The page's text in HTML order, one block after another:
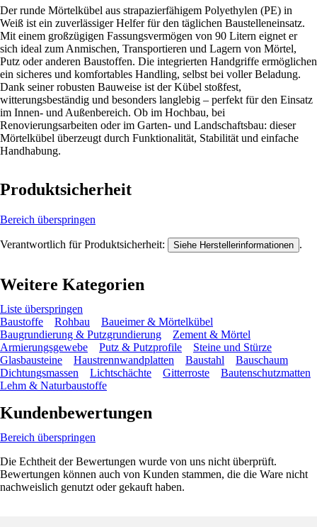
Der runde Mörtelkübel aus strapazierfähigem Polyethylen (PE) in
Weiß ist ein zuverlässiger Helfer für den täglichen Baustelleneinsatz.
Mit einem großzügigen Fassungsvermögen von 90 Litern eignet er
sich ideal zum Anmischen, Transportieren und Lagern von Mörtel,
Putz oder anderen Baustoffen. Die integrierten Handgriffe ermöglichen
ein sicheres und komfortables Handling, selbst bei voller Beladung.
Dank seiner robusten Bauweise ist der Kübel stoßfest,
witterungsbeständig und besonders langlebig – perfekt für den Einsatz
im Innen- und Außenbereich. Ob im Hochbau, bei
Renovierungsarbeiten oder im Garten- und Landschaftsbau: dieser
Mörtelkübel überzeugt durch Funktionalität, Stabilität und einfache
Handhabung.
Produktsicherheit
Bereich überspringen
Verantwortlich für Produktsicherheit: Siehe Herstellerinformationen .
Weitere Kategorien
Liste überspringen
Baustoffe
Rohbau
Baueimer & Mörtelkübel
Baugrundierung & Putzgrundierung
Zement & Mörtel
Armierungsgewebe
Putz & Putzprofile
Steine und Stürze
Glasbausteine
Haustrennwandplatten Baustahl
Bauschaum
Dichtungsmassen
Lichtschächte Gitterroste
Bautenschutzmatten
Lehm & Naturbaustoffe
Kundenbewertungen
Bereich überspringen
Die Echtheit der Bewertungen wurde von uns nicht überprüft.
Bewertungen können auch von Kunden stammen, die die Ware nicht
nachweislich genutzt oder gekauft haben.